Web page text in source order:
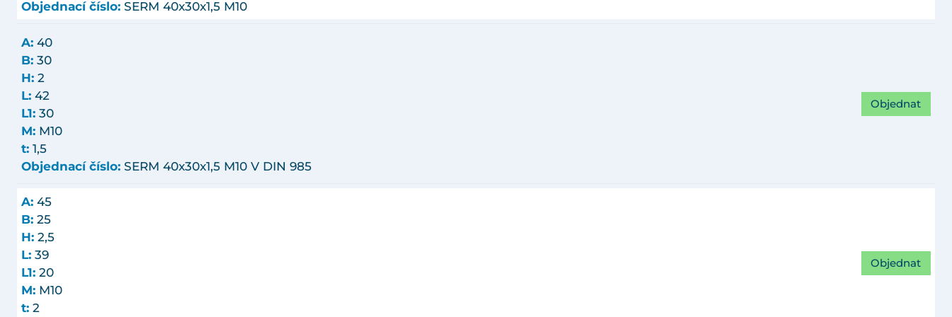
Objednací číslo: SERM 40x30x1,5 M10
A: 40
B: 30
H: 2
L: 42
L1: 30
M: M10
t: 1,5
Objednací číslo: SERM 40x30x1,5 M10 V DIN 985
Objednat
A: 45
B: 25
H: 2,5
L: 39
L1: 20
M: M10
t: 2
Objednat